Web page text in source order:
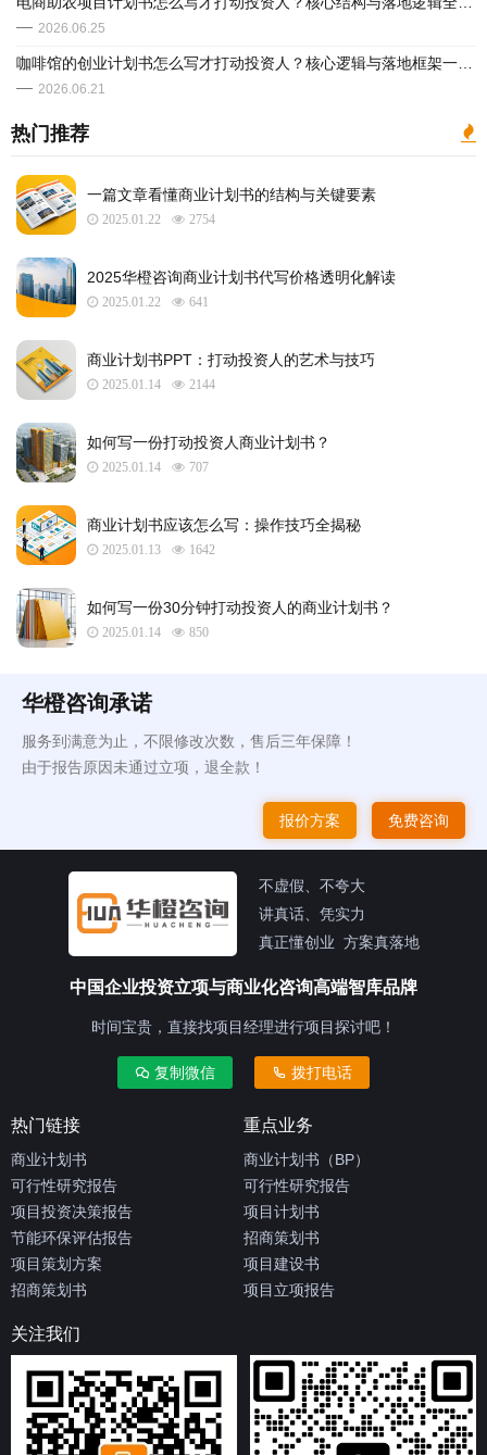
2026.06.25
2026.06.21
热门推荐
一篇文章看懂商业计划书的结构与关键要素
2025.01.22 2754
2025华橙咨询商业计划书代写价格透明化解读
2025.01.22 641
​商业计划书PPT：打动投资人的艺术与技巧
2025.01.14 2144
如何写一份打动投资人商业计划书？
2025.01.14 707
商业计划书应该怎么写：操作技巧全揭秘
2025.01.13 1642
如何写一份30分钟打动投资人的商业计划书？
2025.01.14 850
华橙咨询承诺
服务到满意为止，不限修改次数，售后三年保障！
由于报告原因未通过立项，退全款！
报价方案 免费咨询
不虚假、不夸大
讲真话、凭实力
真正懂创业 方案真落地
中国企业投资立项与商业化咨询高端智库品牌
时间宝贵，直接找项目经理进行项目探讨吧！
复制微信 拨打电话
热门链接
商业计划书
可行性研究报告
项目投资决策报告
节能环保评估报告
项目策划方案
招商策划书
重点业务
商业计划书（BP）
可行性研究报告
项目计划书
招商策划书
项目建设书
项目立项报告
关注我们